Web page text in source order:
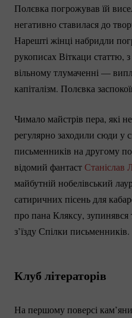
Полєвка погрожував їй
негативно ставилася до
Нарешті жінці набридли
рукописах Віткаци
вільному тлумаченні —
капіталізм. Полєвка
Чимало майстрів пера, які
регулярно заходили сюди у
письменників на другому
відомий фантастСтаніслав
майбутній нобелівський
сатиричних пісень для
про пана Кляксу, зупинявся
з’їзду Спілки письменників.
Клуб літераторів
На першому поверсі